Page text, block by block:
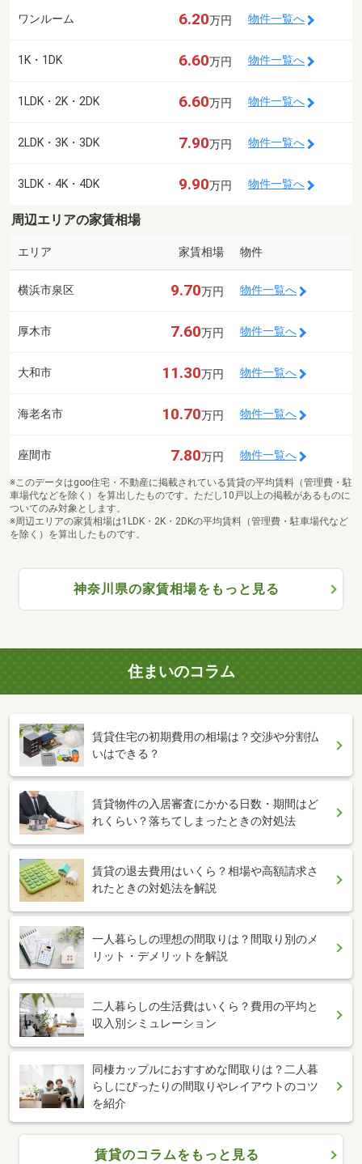
ワンルーム 6.20万円 物件一覧へ
1K・1DK 6.60万円 物件一覧へ
1LDK・2K・2DK 6.60万円 物件一覧へ
2LDK・3K・3DK 7.90万円 物件一覧へ
3LDK・4K・4DK 9.90万円 物件一覧へ
周辺エリアの家賃相場
エリア 家賃相場 物件
横浜市泉区 9.70万円 物件一覧へ
厚木市 7.60万円 物件一覧へ
大和市 11.30万円 物件一覧へ
海老名市 10.70万円 物件一覧へ
座間市 7.80万円 物件一覧へ
※このデータはgoo住宅・不動産に掲載されている賃貸の平均賃料（管理費・駐
車場代などを除く）を算出したものです。ただし10戸以上の掲載があるものに
ついてのみ対象とします。
※周辺エリアの家賃相場は1LDK・2K・2DKの平均賃料（管理費・駐車場代など
を除く）を算出したものです。
神奈川県の家賃相場をもっと見る
住まいのコラム
賃貸住宅の初期費用の相場は？交渉や分割払
いはできる？
賃貸物件の入居審査にかかる日数・期間はど
れくらい？落ちてしまったときの対処法
賃貸の退去費用はいくら？相場や高額請求さ
れたときの対処法を解説
一人暮らしの理想の間取りは？間取り別のメ
リット・デメリットを解説
二人暮らしの生活費はいくら？費用の平均と
収入別シミュレーション
同棲カップルにおすすめな間取りは？二人暮
らしにぴったりの間取りやレイアウトのコツ
を紹介
賃貸のコラムをもっと見る